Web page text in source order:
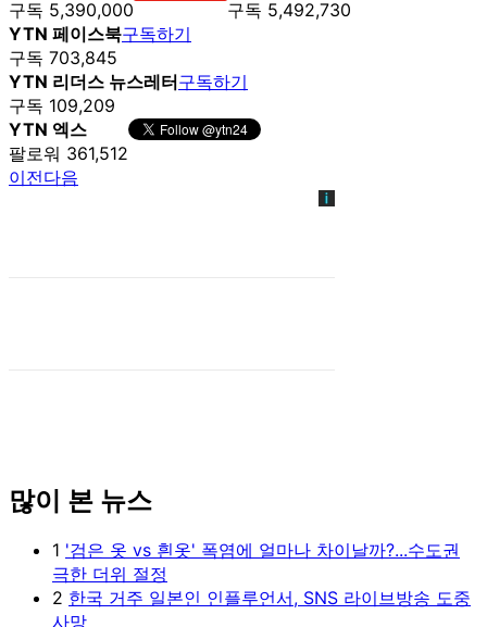
구독 5,390,000
구독 5,492,730
YTN 페이스북
구독 703,845
구독하기
YTN 리더스 뉴스레터
구독 109,209
구독하기
YTN 엑스
팔로워 361,512
이전다음
많이 본 뉴스
1 '검은 옷 vs 흰옷' 폭염에 얼마나 차이날까?...수도권
극한 더위 절정
2 한국 거주 일본인 인플루언서, SNS 라이브방송 도중
사망